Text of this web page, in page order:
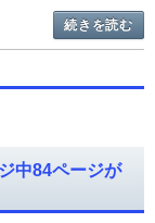
続きを読む
中84ページが